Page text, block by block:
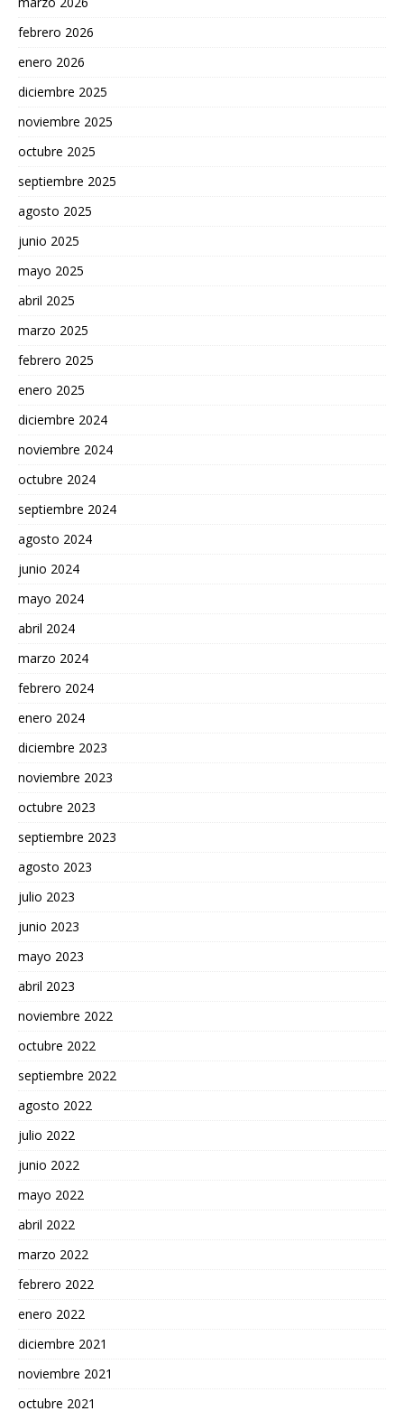
febrero 2026
enero 2026
diciembre 2025
noviembre 2025
octubre 2025
septiembre 2025
agosto 2025
junio 2025
mayo 2025
abril 2025
marzo 2025
febrero 2025
enero 2025
diciembre 2024
noviembre 2024
octubre 2024
septiembre 2024
agosto 2024
junio 2024
mayo 2024
abril 2024
marzo 2024
febrero 2024
enero 2024
diciembre 2023
noviembre 2023
octubre 2023
septiembre 2023
agosto 2023
julio 2023
junio 2023
mayo 2023
abril 2023
noviembre 2022
octubre 2022
septiembre 2022
agosto 2022
julio 2022
junio 2022
mayo 2022
abril 2022
marzo 2022
febrero 2022
enero 2022
diciembre 2021
noviembre 2021
octubre 2021